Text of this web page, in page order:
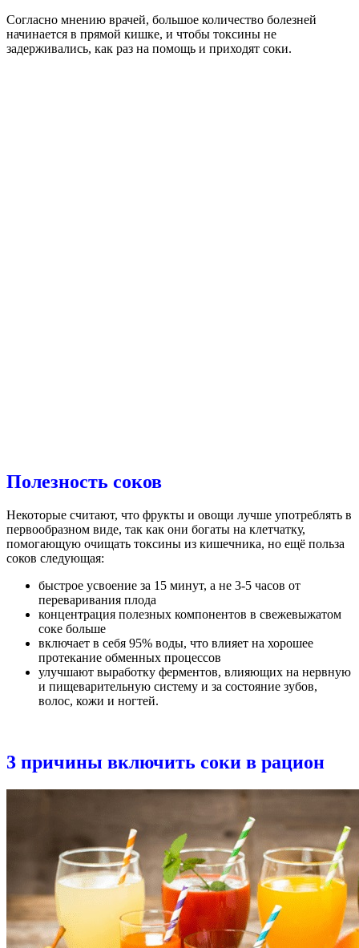
Согласно мнению врачей, большое количество болезней
начинается в прямой кишке, и чтобы токсины не
задерживались, как раз на помощь и приходят соки.
Полезность соков
Некоторые считают, что фрукты и овощи лучше употреблять в
первообразном виде, так как они богаты на клетчатку,
помогающую очищать токсины из кишечника, но ещё польза
соков следующая:
быстрое усвоение за 15 минут, а не 3-5 часов от
переваривания плода
концентрация полезных компонентов в свежевыжатом
соке больше
включает в себя 95% воды, что влияет на хорошее
протекание обменных процессов
улучшают выработку ферментов, влияющих на нервную
и пищеварительную систему и за состояние зубов,
волос, кожи и ногтей.
3 причины включить соки в рацион